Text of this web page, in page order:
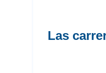
Las